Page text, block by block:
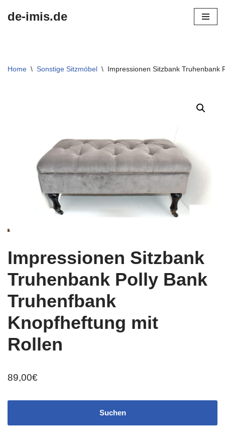
de-imis.de
Home \ Sonstige Sitzmöbel \ Impressionen Sitzbank Truhenbank
Impressionen Sitzbank
Truhenbank Polly Bank
Truhenfbank
Knopfheftung mit
Rollen
89,00€
Suchen